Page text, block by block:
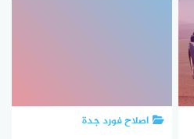
اصلاح فورد جدة